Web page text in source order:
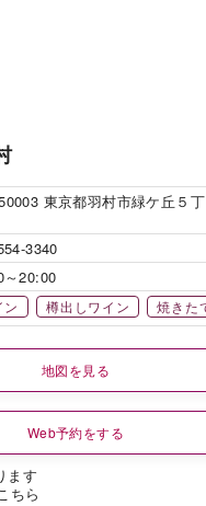
東京都羽村市緑ケ丘５
3340
～20:00
ン 樽出しワイン 焼きた
地図を見る
Web予約をする
ます
ちら